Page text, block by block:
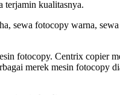
terjamin kualitasnya.
sewa fotocopy warna,
fotocopy. Centrix copier
merek mesin